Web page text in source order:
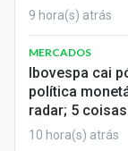
9 hora(s) atrás
MERCADOS
Ibovespa cai
política
radar; 5
10 hora(s) atrás